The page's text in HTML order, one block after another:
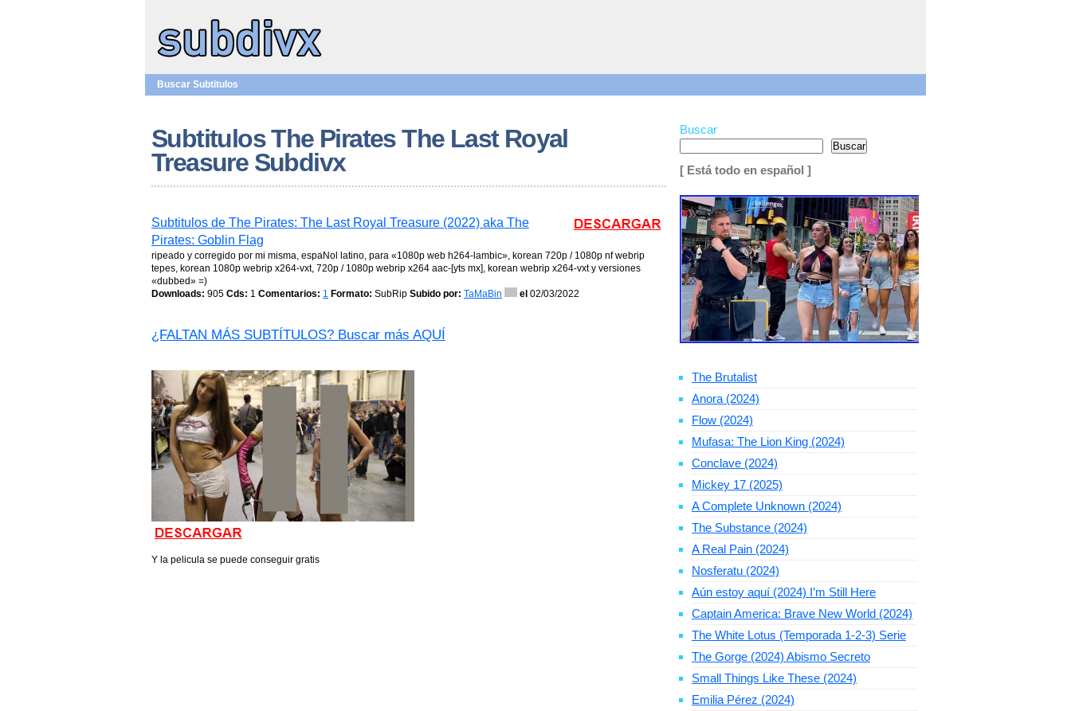
Buscar Subtitulos
Subtitulos The Pirates The Last Royal
Treasure Subdivx
Subtitulos de The Pirates: The Last Royal Treasure (2022) aka The
Pirates: Goblin Flag
ripeado y corregido por mi misma, espaNol latino, para «1080p web h264-lambic», korean 720p / 1080p nf webrip
tepes, korean 1080p webrip x264-vxt, 720p / 1080p webrip x264 aac-[yts mx], korean webrip x264-vxt y versiones
«dubbed» =)
Downloads: 905 Cds: 1 Comentarios: 1 Formato: SubRip Subido por: TaMaBin el 02/03/2022
¿FALTAN MÁS SUBTÍTULOS? Buscar más AQUÍ
Y la pelicula se puede conseguir gratis
Buscar
Buscar
[ Está todo en español ]
The Brutalist
Anora (2024)
Flow (2024)
Mufasa: The Lion King (2024)
Conclave (2024)
Mickey 17 (2025)
A Complete Unknown (2024)
The Substance (2024)
A Real Pain (2024)
Nosferatu (2024)
Aún estoy aquí (2024) I’m Still Here
Captain America: Brave New World (2024)
The White Lotus (Temporada 1-2-3) Serie
The Gorge (2024) Abismo Secreto
Small Things Like These (2024)
Emilia Pérez (2024)